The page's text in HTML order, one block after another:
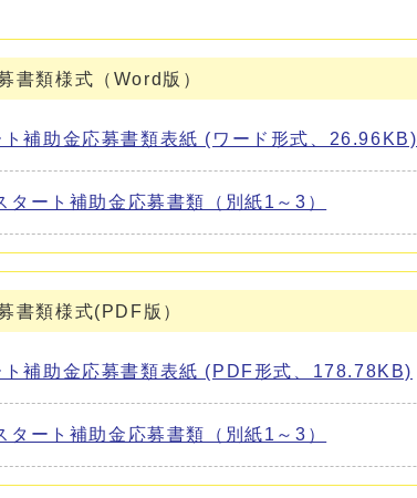
書類様式（Word版）
補助金応募書類表紙 (ワード形式、26.96KB)
ート補助金応募書類（別紙1～3）
書類様式(PDF版）
補助金応募書類表紙 (PDF形式、178.78KB)
ート補助金応募書類（別紙1～3）